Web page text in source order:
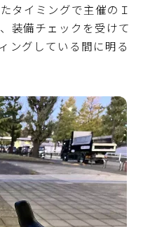
タイミングで主催のＩ
装備チェックを受けて
ングしている間に明る